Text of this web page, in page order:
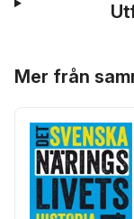
Mer från